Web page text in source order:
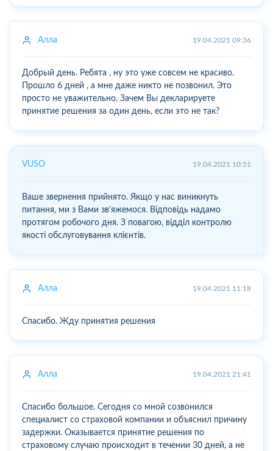
Алла 19.04.2021 09:36
Добрый день. Ребята , ну это уже совсем не красиво.
Прошло 6 дней , а мне даже никто не позвонил. Это
просто не уважительно. Зачем Вы декларируете
принятие решения за один день, если это не так?
VUSO 19.04.2021 10:51
Ваше звернення прийнято. Якщо у нас виникнуть
питання, ми з Вами зв'яжемося. Відповідь надамо
протягом робочого дня. З повагою, відділ контролю
якості обслуговування клієнтів.
Алла 19.04.2021 11:18
Спасибо. Жду принятия решения
Алла 19.04.2021 21:41
Спасибо большое. Сегодня со мной созвонился
специалист со страховой компании и объяснил причину
задержки. Оказывается принятие решения по
страховому случаю происходит в течении 30 дней, а не